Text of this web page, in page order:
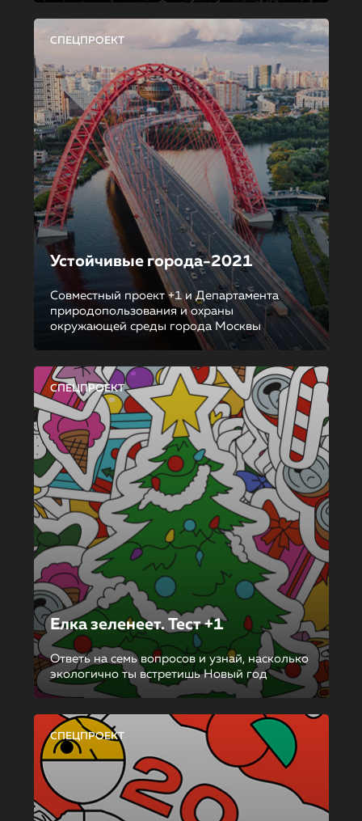
СПЕЦПРОЕКТ
Устойчивые города-2021
Совместный проект +1 и Департамента
природопользования и охраны
окружающей среды города Москвы
СПЕЦПРОЕКТ
Елка зеленеет. Тест +1
Ответь на семь вопросов и узнай, насколько
экологично ты встретишь Новый год
СПЕЦПРОЕКТ